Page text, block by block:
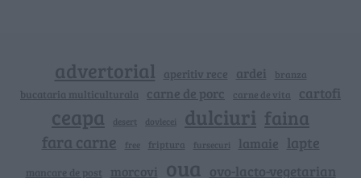
advertorial aperitiv rece ardei branza
bucataria multiculturala carne de porc carne de vita cartofi
ceapa desert dovlecei dulciuri faina
fara carne free friptura fursecuri lamaie lapte
mancare de post morcovi oua ovo-lacto-vegetarian